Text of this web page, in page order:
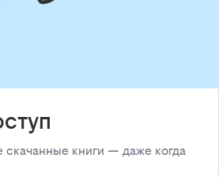
скачанные книги — даже когда